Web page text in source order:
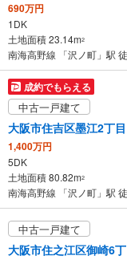
690万円
1DK
土地面積 23.14m2
南海高野線 「沢ノ町」駅
成約でもらえる
中古一戸建て
大阪市住吉区墨江2丁目
1,400万円
5DK
土地面積 80.82m2
南海高野線 「沢ノ町」駅
中古一戸建て
大阪市住之江区御崎6